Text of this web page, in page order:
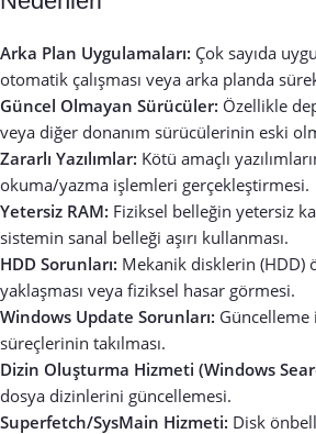
Arka Plan Uygulamaları: Çok sayıda
otomatik çalışması veya arka planda
Güncel Olmayan Sürücüler: Özellikle
veya diğer donanım sürücülerinin eski
Zararlı Yazılımlar: Kötü amaçlı
okuma/yazma işlemleri gerçekleştirmesi.
Yetersiz RAM: Fiziksel belleğin yetersiz
sistemin sanal belleği aşırı kullanması.
HDD Sorunları: Mekanik disklerin (HDD)
yaklaşması veya fiziksel hasar görmesi.
Windows Update Sorunları:
süreçlerinin takılması.
Dizin Oluşturma Hizmeti (Windows
dosya dizinlerini güncellemesi.
Superfetch/SysMain Hizmeti: Disk